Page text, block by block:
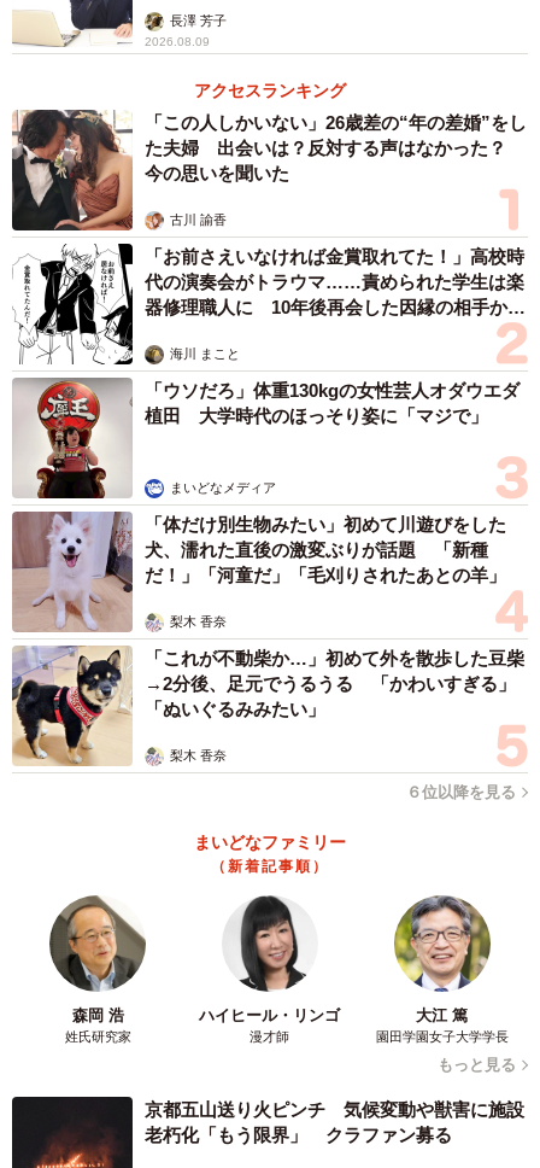
アカウンセラーが解説】
長澤 芳子
2026.08.09
アクセスランキング
「この人しかいない」26歳差の“年の差婚”をし
た夫婦 出会いは？反対する声はなかった？
今の思いを聞いた
古川 諭香
「お前さえいなければ金賞取れてた！」高校時
代の演奏会がトラウマ……責められた学生は楽
器修理職人に 10年後再会した因縁の相手から
海川 まこと
「ウソだろ」体重130kgの女性芸人オダウエダ
植田 大学時代のほっそり姿に「マジで」
まいどなメディア
「体だけ別生物みたい」初めて川遊びをした
犬、濡れた直後の激変ぶりが話題 「新種
だ！」「河童だ」「毛刈りされたあとの羊」
梨木 香奈
「これが不動柴か…」初めて外を散歩した豆柴
→2分後、足元でうるうる 「かわいすぎる」
「ぬいぐるみみたい」
梨木 香奈
６位以降を見る
まいどなファミリー
（新着記事順）
森岡 浩
姓氏研究家
ハイヒール・リンゴ
漫才師
大江 篤
園田学園女子大学学長
もっと見る
京都五山送り火ピンチ 気候変動や獣害に施設
老朽化「もう限界」 クラファン募る